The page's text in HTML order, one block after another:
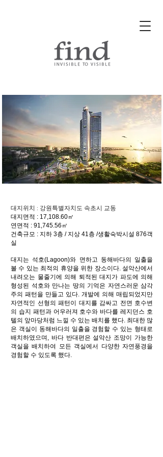
대지위치 : 강원특별자치도 속초시 교동
대지면적 : 17,108.60㎡
연면적 : 91,745.56㎡
건축규모 : 지하 3층 / 지상 41층 /생활숙박시설 876객
실
대지는 석호(Lagoon)와 면하고 동해바다의 일출을
볼 수 있는 최적의 휴양을 위한 장소이다. 설악산에서
내려오는 물줄기에 의해 퇴적된 대지가 파도에 의해
형성된 석호와 만나는 땅의 기억은 자연스러운 삼각
주의 패턴을 만들고 있다. 개발에 의해 매립되었지만
자연적인 선형의 패턴이 대지를 감싸고 전면 호수변
의 습지 패턴과 어우러져 호수와 바다를 레지던스 호
텔의 앞마당처럼 느낄 수 있는 배치를 했다. 최대한 많
은 객실이 동해바다의 일출을 경험할 수 있는 형태로
배치하였으며, 바다 반대편은 설악산 조망이 가능한
객실을 배치하여 모든 객실에서 다양한 자연풍경을
경험할 수 있도록 했다.